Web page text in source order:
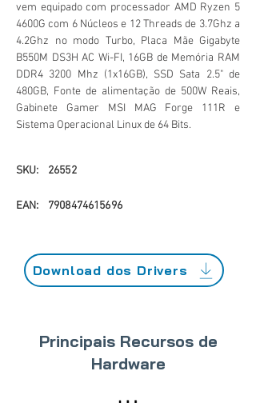
vem equipado com processador AMD Ryzen 5
4600G com 6 Núcleos e 12 Threads de 3.7Ghz a
4.2Ghz no modo Turbo, Placa Mãe Gigabyte
B550M DS3H AC Wi-FI, 16GB de Memória RAM
DDR4 3200 Mhz (1x16GB), SSD Sata 2.5" de
480GB, Fonte de alimentação de 500W Reais,
Gabinete Gamer MSI MAG Forge 111R e
Sistema Operacional Linux de 64 Bits.
SKU: 26552
EAN: 7908474615696
Download dos Drivers
Principais Recursos de
Hardware